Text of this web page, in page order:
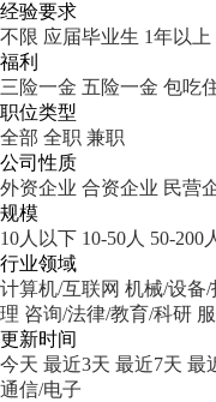
经验要求
不限 应届毕业生 1年以上
福利
三险一金 五险一金 包吃
职位类型
全部 全职 兼职
公司性质
外资企业 合资企业 民营
规模
10人以下 10-50人 50-200
行业领域
计算机/互联网 机械/设备/
理 咨询/法律/教育/科研
更新时间
今天 最近3天 最近7天 最
通信/电子